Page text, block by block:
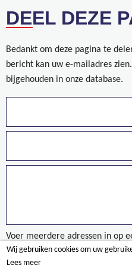
DEEL DEZE
Bedankt om deze pagina te
bericht kan uw e-mailadres
bijgehouden in onze database.
Voer meerdere adressen in op
door een komma.
Wij gebruiken cookies om uw
Lees meer